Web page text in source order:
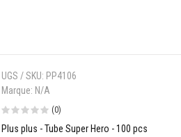
UGS / SKU: PP4106
Marque: N/A
(0)
Plus plus - Tube Super Hero - 100 pcs